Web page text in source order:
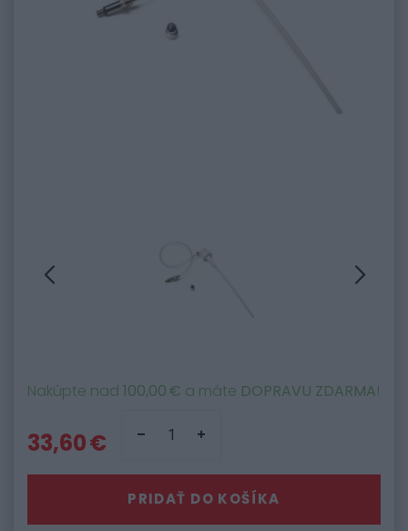
Nakúpte nad 100,00 € a máte DOPRAVU ZDARMA!
33,60 €
PRIDAŤ DO KOŠÍKA